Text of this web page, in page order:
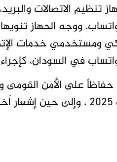
الاتصالات
ووجه الحهاز
ومستخدمي خدمات
في السودان،
على الأمن القومى